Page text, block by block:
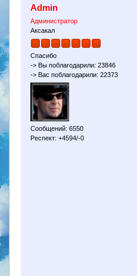
Admin
Администратор
Аксакал
Спасибо
-> Вы поблагодарили: 23846
-> Вас поблагодарили: 22373
Сообщений: 6550
Респект: +4594/-0